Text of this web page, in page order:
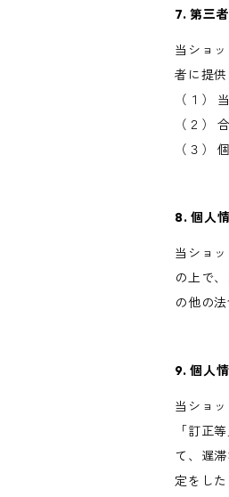
7. 第三
当ショ
者に提
（１）
（２）
（３）
8. 個人
当ショ
の上で
の他の
9. 個人
当ショ
「訂正
て、遅
定をし